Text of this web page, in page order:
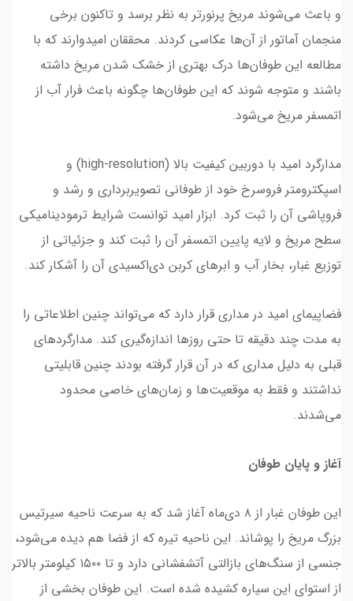
و باعث می‌شوند مریخ پرنورتر به نظر برسد و تاکنون برخی
منجمان آماتور از آن‌ها عکاسی کردند. محققان امیدوارند که با
مطالعه این طوفان‌ها درک بهتری از خشک شدن مریخ داشته
باشند و متوجه شوند که این طوفان‌ها چگونه باعث فرار آب از
اتمسفر مریخ می‌شود.
مدارگرد امید با دوربین کیفیت بالا (high-resolution) و
اسپکترومتر فروسرخ خود از طوفانی تصویربرداری و رشد و
فروپاشی آن را ثبت کرد. ابزار امید توانست شرایط ترمودینامیکی
سطح مریخ و لایه پایین اتمسفر آن را ثبت کند و جزئیاتی از
توزیع غبار، بخار آب و ابرهای کربن دی‌اکسیدی آن را آشکار کند.
فضاپیمای امید در مداری قرار دارد که می‌تواند چنین اطلاعاتی را
به مدت چند دقیقه تا حتی روزها اندازه‌گیری کند. مدارگردهای
قبلی به دلیل مداری که در آن قرار گرفته بودند چنین قابلیتی
نداشتند و فقط به موقعیت‌ها و زمان‌های خاصی محدود
می‌شدند.
آغاز و پایان طوفان
این طوفان غبار از ۸ دی‌ماه آغاز شد که به سرعت ناحیه سیرتیس
بزرگ مریخ را پوشاند. این ناحیه تیره که از فضا هم دیده می‌شود،
جنسی از سنگ‌های بازالتی آتشفشانی دارد و تا ۱۵۰۰ کیلومتر بالاتر
از استوای این سیاره کشیده شده است. این طوفان بخشی از